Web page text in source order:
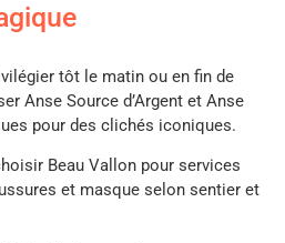
tôt le matin ou en fin de
Anse Source d’Argent et Anse
pour des clichés iconiques.
Beau Vallon pour services
et masque selon sentier et